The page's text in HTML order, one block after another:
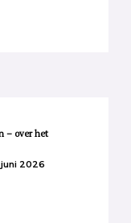
– over het
juni 2026